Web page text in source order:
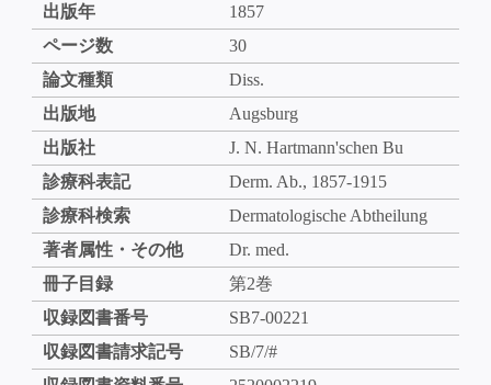
出版年
1857
ページ数
30
論文種類
Diss.
出版地
Augsburg
出版社
J. N. Hartmann'schen Bu
診療科表記
Derm. Ab., 1857-1915
診療科検索
Dermatologische Abtheilung
著者属性・その他
Dr. med.
冊子目録
第2巻
収録図書番号
SB7-00221
収録図書請求記号
SB/7/#